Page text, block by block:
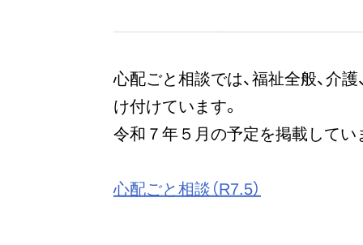
心配ごと相談では、福祉全般、介
け付けています。
令和７年５月の予定を掲載してい
心配ごと相談（R7.5）